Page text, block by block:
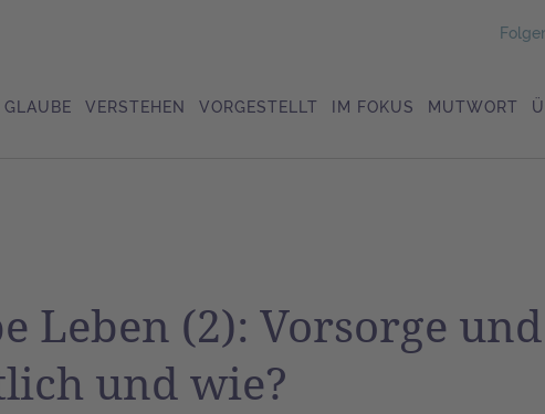
GLAUBE VERSTEHEN VORGESTELLT IM FOKUS MUTWORT
Leben (2): Vorsorge und
und wie?